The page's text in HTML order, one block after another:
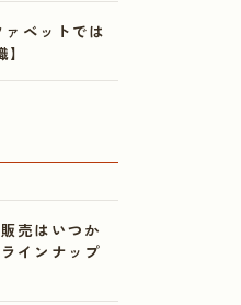
ベットでは
売はいつか
インナップ